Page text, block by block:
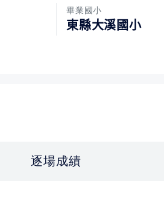
畢業國小
東縣大溪國小
逐場成績